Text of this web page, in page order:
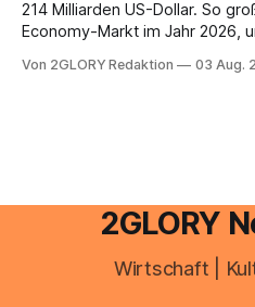
214 Milliarden US-Dollar. So
Economy-Markt im Jahr 2026,
ist längst ein
Von 2GLORY Redaktion 03 Aug.
2GLORY
Wirtschaft |